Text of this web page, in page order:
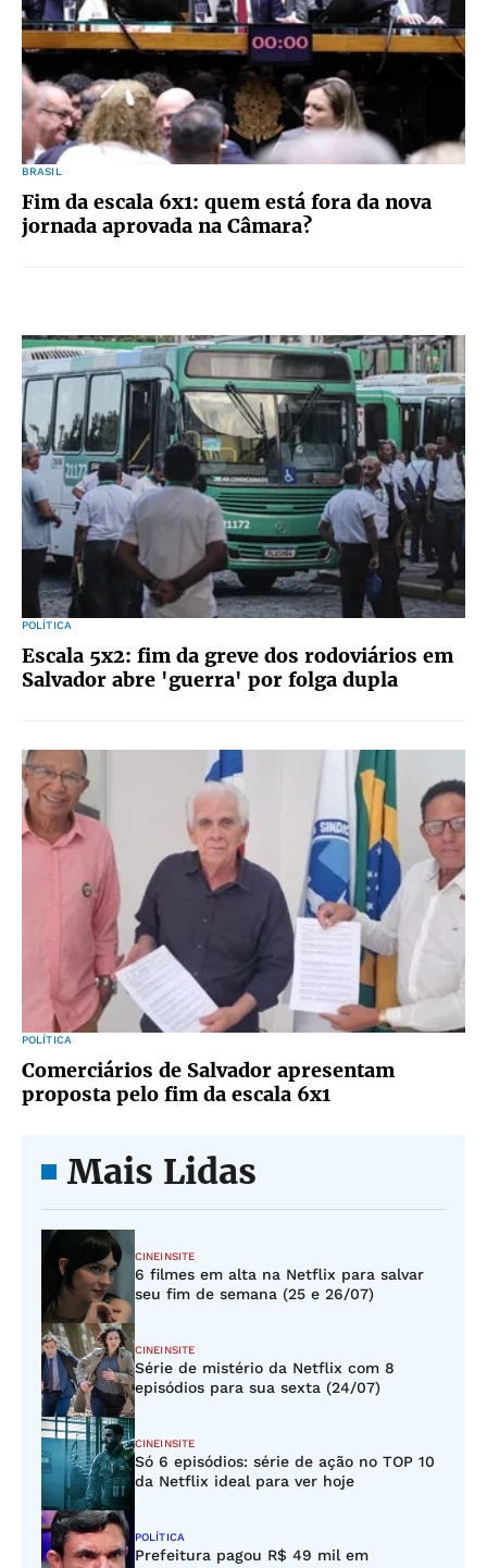
BRASIL
Fim da escala 6x1: quem está fora da nova
jornada aprovada na Câmara?
POLÍTICA
Escala 5x2: fim da greve dos rodoviários em
Salvador abre 'guerra' por folga dupla
POLÍTICA
Comerciários de Salvador apresentam
proposta pelo fim da escala 6x1
Mais Lidas
CINEINSITE
6 filmes em alta na Netflix para salvar
seu fim de semana (25 e 26/07)
CINEINSITE
Série de mistério da Netflix com 8
episódios para sua sexta (24/07)
CINEINSITE
Só 6 episódios: série de ação no TOP 10
da Netflix ideal para ver hoje
POLÍTICA
Prefeitura pagou R$ 49 mil em